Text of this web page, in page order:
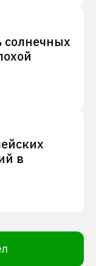
солнечных
в